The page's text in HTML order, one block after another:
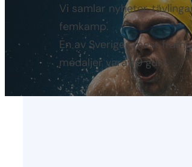
Vi samlar nyheter,
femkamp.
En av Sveriges mest
medaljer varav 9 guld.